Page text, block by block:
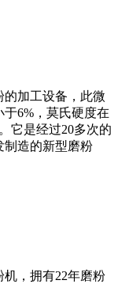
的加工设备，此微
6%，莫氏硬度在
它是经过20多次的
制造的新型磨粉
，拥有22年磨粉